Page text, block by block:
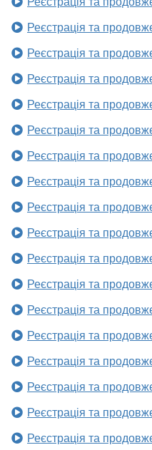
Реєстрація та
Реєстрація та
Реєстрація та
Реєстрація та
Реєстрація та
Реєстрація та
Реєстрація та
Реєстрація та
Реєстрація та
Реєстрація та
Реєстрація та
Реєстрація та
Реєстрація та
Реєстрація та
Реєстрація та
Реєстрація та
Реєстрація та